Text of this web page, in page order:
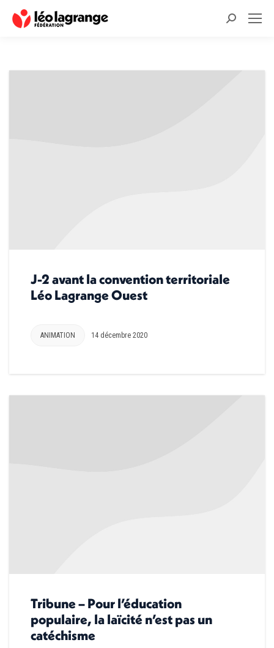
Recherche
J-2 avant la convention territoriale
Léo Lagrange Ouest
ANIMATION 14 décembre 2020
Tribune – Pour l’éducation
populaire, la laïcité n’est pas un
catéchisme